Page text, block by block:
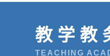
教学教
TEACHING